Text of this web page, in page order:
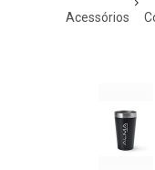
acessórios